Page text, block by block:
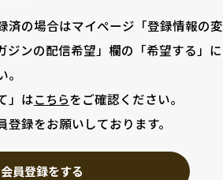
済の場合はマイページ「登録情報の変
ジンの配信希望」欄の「希望する」に
」はこちらをご確認ください。
録をお願いしております。
会員登録をする